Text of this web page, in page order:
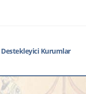
Destekleyici Kurumlar